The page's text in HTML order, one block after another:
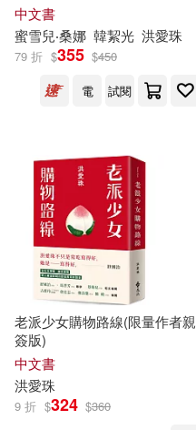
其他 (可複選)
作者/演唱/譯/編/繪(11)
價格
範圍
中文書
蜜雪兒‧桑娜 韓絜光 洪愛珠
79 折 $355 $450
電
試閱
老派少女購物路線(限量作者親
簽版)
中文書
洪愛珠
9 折 $324 $360